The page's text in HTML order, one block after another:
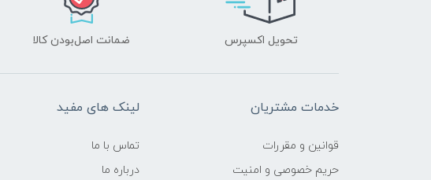
تحویل اکسپرس ضمانت اصل‌بودن کالا
خدمات مشتریان
قوانین و مقررات
حریم خصوصی و امنیت
لینک های مفید
تماس با ما
درباره ما